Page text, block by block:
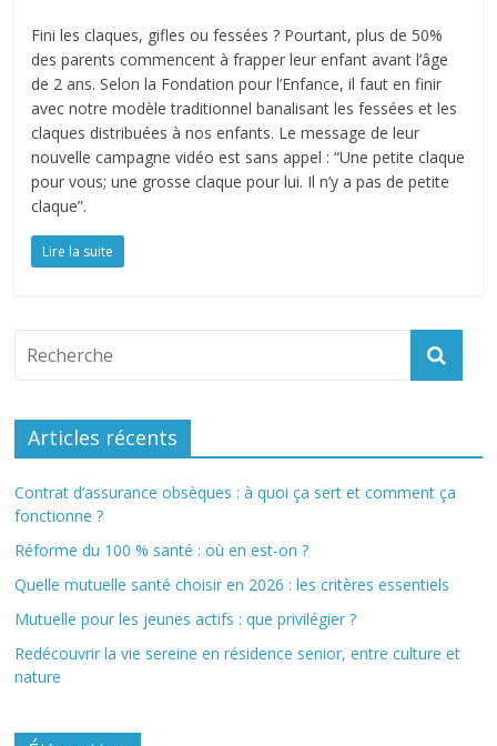
Fini les claques, gifles ou fessées ? Pourtant, plus de 50%
des parents commencent à frapper leur enfant avant l’âge
de 2 ans. Selon la Fondation pour l’Enfance, il faut en finir
avec notre modèle traditionnel banalisant les fessées et les
claques distribuées à nos enfants. Le message de leur
nouvelle campagne vidéo est sans appel : “Une petite claque
pour vous; une grosse claque pour lui. Il n’y a pas de petite
claque”.
Lire la suite
Articles récents
Contrat d’assurance obsèques : à quoi ça sert et comment ça
fonctionne ?
Réforme du 100 % santé : où en est-on ?
Quelle mutuelle santé choisir en 2026 : les critères essentiels
Mutuelle pour les jeunes actifs : que privilégier ?
Redécouvrir la vie sereine en résidence senior, entre culture et
nature